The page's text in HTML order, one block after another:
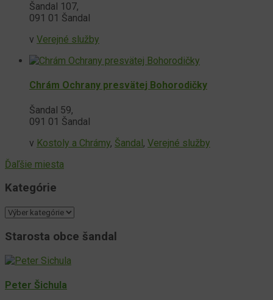
Šandal 107,
091 01 Šandal
v Verejné služby
Chrám Ochrany presvätej Bohorodičky
Šandal 59,
091 01 Šandal
v Kostoly a Chrámy, Šandal, Verejné služby
Ďaľšie miesta
Kategórie
Kategórie
Starosta obce šandal
Peter Šichula